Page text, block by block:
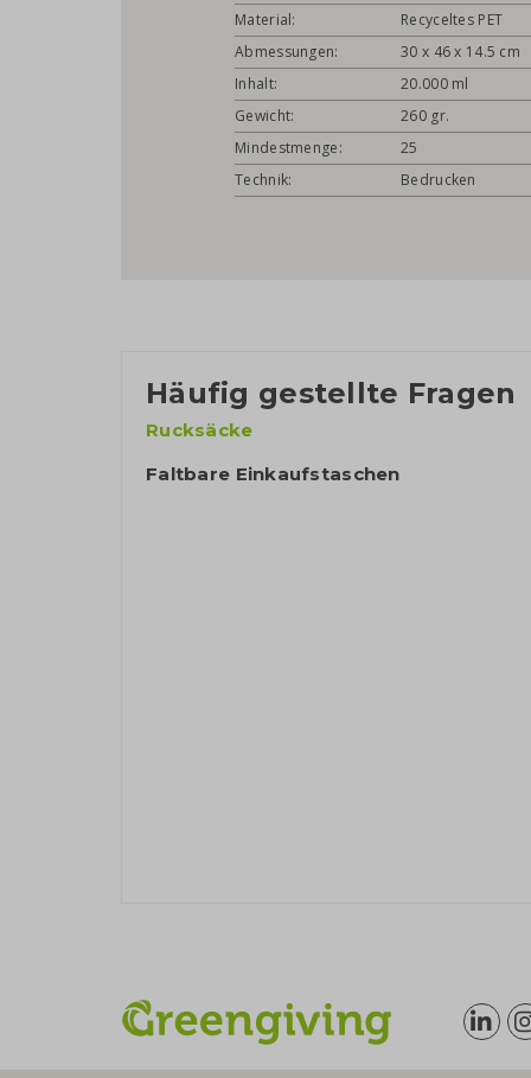
Material:
Recyceltes PET
Abmessungen:
30 x 46 x 14.5 cm
Inhalt:
20.000 ml
Gewicht:
260 gr.
Mindestmenge:
25
Technik:
Bedrucken
Häufig gestellte Fragen
Rucksäcke
Faltbare Einkaufstaschen